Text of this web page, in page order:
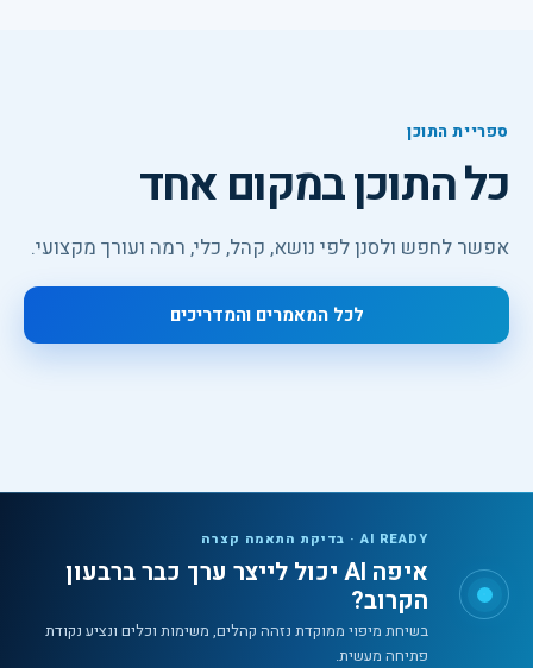
ספריית התוכן
כל התוכן במקום אחד
אפשר לחפש ולסנן לפי נושא, קהל, כלי, רמה ועורך מקצועי.
לכל המאמרים והמדריכים
AI READY · בדיקת התאמה קצרה
איפה AI יכול לייצר ערך כבר ברבעון
הקרוב?
בשיחת מיפוי ממוקדת נזהה קהלים, משימות וכלים ונציע נקודת
פתיחה מעשית.